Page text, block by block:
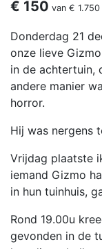
€ 150 van € 1.750
Donderdag 21
onze lieve
in de achtertuin,
andere manier
horror.
Hij was nergens
Vrijdag plaatste
iemand Gizmo
in hun tuinhuis,
Rond 19.00u
gevonden in de